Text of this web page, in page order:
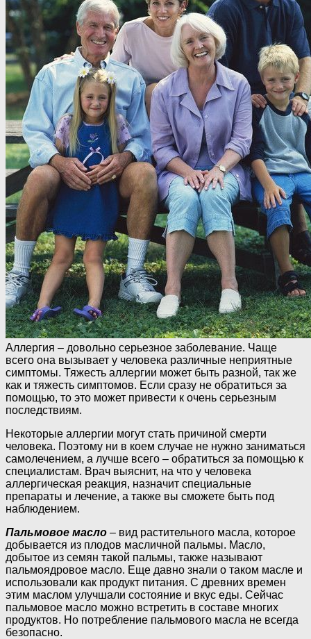
Аллергия – довольно серьезное заболевание. Чаще
всего она вызывает у человека различные неприятные
симптомы. Тяжесть аллергии может быть разной, так же
как и тяжесть симптомов. Если сразу не обратиться за
помощью, то это может привести к очень серьезным
последствиям.
Некоторые аллергии могут стать причиной смерти
человека. Поэтому ни в коем случае не нужно заниматься
самолечением, а лучше всего – обратиться за помощью к
специалистам. Врач выяснит, на что у человека
аллергическая реакция, назначит специальные
препараты и лечение, а также вы сможете быть под
наблюдением.
Пальмовое масло – вид растительного масла, которое
добывается из плодов масличной пальмы. Масло,
добытое из семян такой пальмы, также называют
пальмоядровое масло. Еще давно знали о таком масле и
использовали как продукт питания. С древних времен
этим маслом улучшали состояние и вкус еды. Сейчас
пальмовое масло можно встретить в составе многих
продуктов. Но потребление пальмового масла не всегда
безопасно.